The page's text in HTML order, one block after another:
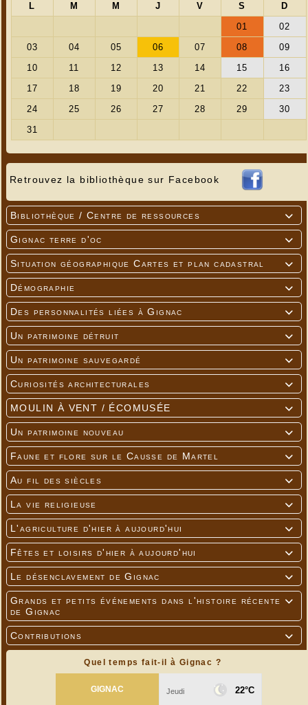
Retrouvez la bibliothèque sur Facebook

Bibliothèque / Centre de ressources

Gignac terre d'oc

Situation géographique Cartes et plan cadastral

Démographie

Des personnalités liées à Gignac

Un patrimoine détruit

Un patrimoine sauvegardé

Curiosités architecturales

MOULIN À VENT / ÉCOMUSÉE

Un patrimoine nouveau

Faune et flore sur le Causse de Martel

Au fil des siècles

La vie religieuse

L'agriculture d'hier à aujourd'hui

Fêtes et loisirs d'hier à aujourd'hui

Le désenclavement de Gignac

Grands et petits événements dans l'histoire récente
de Gignac

Contributions
Quel temps fait-il à Gignac ?